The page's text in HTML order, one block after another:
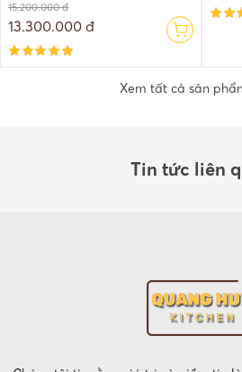
15.200.000 đ
13.300.000 đ
Xem tất cả sản
Tin tức liên